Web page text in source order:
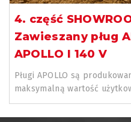
4. część
Zawieszany pług
APOLLO I 140 V
Pługi APOLLO są
maksymalną wartość
jest z@wysokiej jakości...